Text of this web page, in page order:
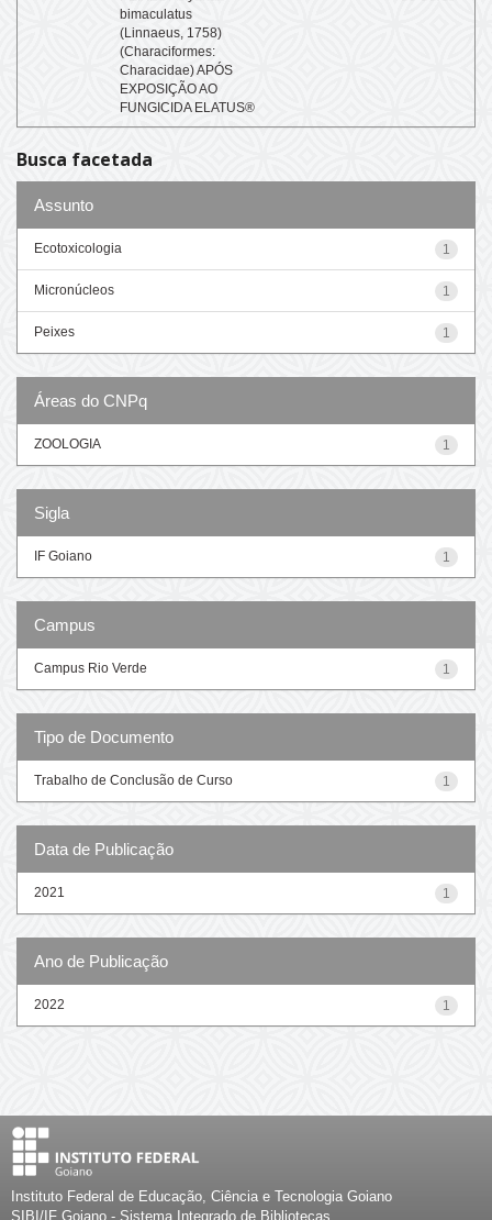
bimaculatus
(Linnaeus, 1758)
(Characiformes:
Characidae) APÓS
EXPOSIÇÃO AO
FUNGICIDA ELATUS®
Busca facetada
Assunto
1
Ecotoxicologia
1
Micronúcleos
1
Peixes
Áreas do CNPq
1
ZOOLOGIA
Sigla
1
IF Goiano
Campus
1
Campus Rio Verde
Tipo de Documento
1
Trabalho de Conclusão de Curso
Data de Publicação
1
2021
Ano de Publicação
1
2022
Instituto Federal de Educação, Ciência e Tecnologia Goiano
SIBI/IF Goiano - Sistema Integrado de Bibliotecas